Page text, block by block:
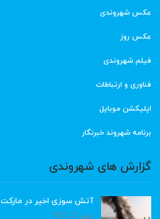
عکس شهروندی
عکس روز
فیلم شهروندی
فناوری و ارتباطات
اپلیکشن موبایل
برنامه شهروند خبرنگار
گزارش های شهروندی
آتش سوزی اخیر در
ژوئن 22, 2023